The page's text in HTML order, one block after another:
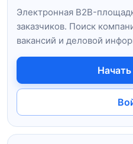
Электронная B2B-
заказчиков. Поиск
вакансий и деловой